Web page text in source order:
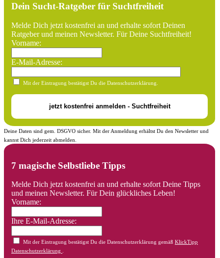
Dein Sucht-Ratgeber für Suchtfreiheit
Melde Dich jetzt kostenfrei an und erhalte sofort Deinen
Ratgeber und meinen Newsletter. Für Deine Suchtfreiheit!
Vorname:
E-Mail-Adresse:
Mit der Eintragung bestätigst Du die Datenschutzerklärung.
Deine Daten sind gem. DSGVO sicher. Mit der Anmeldung erhältst Du den Newsletter und
kannst Dich jederzeit abmelden.
7 magische Selbstliebe Tipps
Melde Dich jetzt kostenfrei an und erhalte sofort Deine Tipps
und meinen Newsletter. Für Dein glückliches Leben!
Vorname:
Ihre E-Mail-Adresse:
Mit der Eintragung bestätigst Du die Datenschutzerklärung gemäß KlickTipp
Datenschutzerklärung